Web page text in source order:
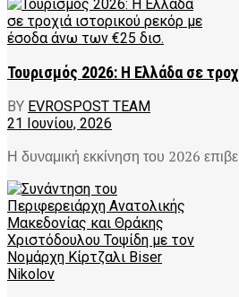
Τουρισμός 2026: Η Ελλάδα σε
BY EVROSPOST TEAM
21 Ιουνίου, 2026
Η δυναμική εκκίνηση του 2026